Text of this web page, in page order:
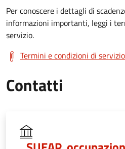
Per conoscere i dettagli di
informazioni importanti, leggi i
servizio.
Termini e condizioni di servizio
Contatti